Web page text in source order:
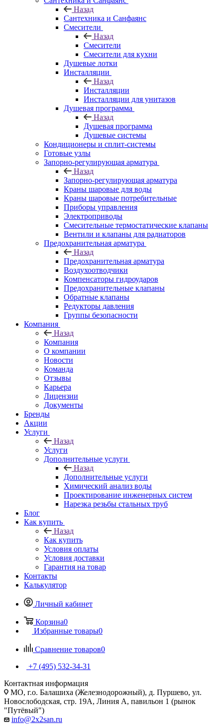
Назад
Сантехника и Санфаянс
Смесители
Назад
Смесители
Смесители для кухни
Душевые лотки
Инсталляции
Назад
Инсталляции
Инсталляции для унитазов
Душевая программа
Назад
Душевая программа
Душевые системы
Кондиционеры и сплит-системы
Готовые узлы
Запорно-регулирующая арматура
Назад
Запорно-регулирующая арматура
Краны шаровые для воды
Краны шаровые потребительные
Приборы управления
Электроприводы
Смесительные термостатические клапаны
Вентили и клапаны для радиаторов
Предохранительная арматура
Назад
Предохранительная арматура
Воздухоотводчики
Компенсаторы гидроударов
Предохранительные клапаны
Обратные клапаны
Редукторы давления
Группы безопасности
Компания
Назад
Компания
О компании
Новости
Команда
Отзывы
Карьера
Лицензии
Документы
Бренды
Акции
Услуги
Назад
Услуги
Дополнительные услуги
Назад
Дополнительные услуги
Химический анализ воды
Проектирование инженерных систем
Нарезка резьбы стальных труб
Блог
Как купить
Назад
Как купить
Условия оплаты
Условия доставки
Гарантия на товар
Контакты
Калькулятор
Личный кабинет
Корзина0
Избранные товары0
Сравнение товаров0
+7 (495) 532‑34‑31
Контактная информация
МО, г.о. Балашиха (Железнодорожный), д. Пуршево, ул.
Новослободская, стр. 19А, Линия А, павильон 1 (рынок
"Путёвый")
info@2x2san.ru